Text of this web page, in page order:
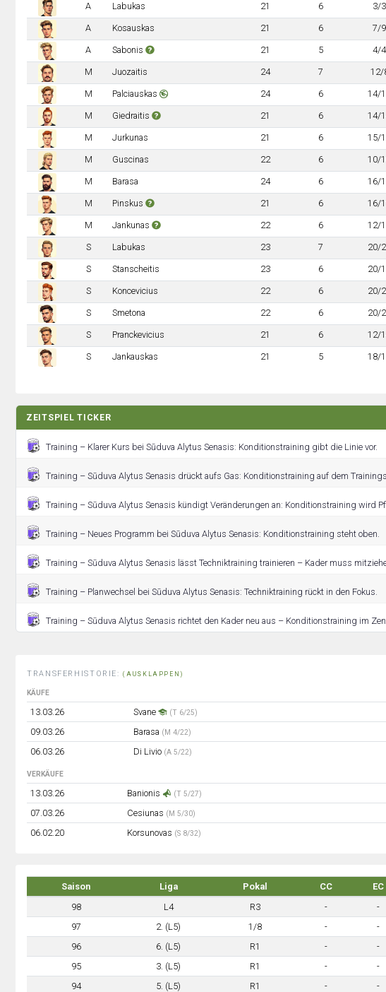
A Labukas 21 6 3/3
A Kosauskas 21 6 7/9
A Sabonis 21 5 4/4
M Juozaitis 24 7 12/
M Palciauskas 24 6 14/
M Giedraitis 21 6 14/
M Jurkunas 21 6 15/
M Guscinas 22 6 10/
M Barasa 24 6 16/
M Pinskus 21 6 16/
M Jankunas 22 6 12/
S Labukas 23 7 20/
S Stanscheitis 23 6 20/
S Koncevicius 22 6 20/
S Smetona 22 6 20/
S Pranckevicius 21 6 12/
S Jankauskas 21 5 18/
ZEITSPIEL TICKER
Training – Klarer Kurs bei Sūduva Alytus Senasis: Konditionstraining gibt die Linie vor.
Training – Sūduva Alytus Senasis drückt aufs Gas: Konditionstraining auf dem
Training – Sūduva Alytus Senasis kündigt Veränderungen an: Konditionstraining wird
Training – Neues Programm bei Sūduva Alytus Senasis: Konditionstraining steht oben.
Training – Sūduva Alytus Senasis lässt Techniktraining trainieren – Kader muss
Training – Planwechsel bei Sūduva Alytus Senasis: Techniktraining rückt in den Fokus.
Training – Sūduva Alytus Senasis richtet den Kader neu aus – Konditionstraining im
TRANSFERHISTORIE:(AUSKLAPPEN)
KÄUFE
13.03.26 Svane (T 6/25)
09.03.26
Barasa (M 4/22)
06.03.26
Di Livio (A 5/22)
VERKÄUFE
13.03.26 Banionis (T 5/27)
07.03.26
Cesiunas (M 5/30)
06.02.20
Korsunovas (S 8/32)
Saison Liga Pokal CC EC
98
L4 R3 - -
97
2. (L5) 1/8 - -
96
6. (L5) R1 - -
95
3. (L5) R1 - -
94
5. (L5) R1 - -